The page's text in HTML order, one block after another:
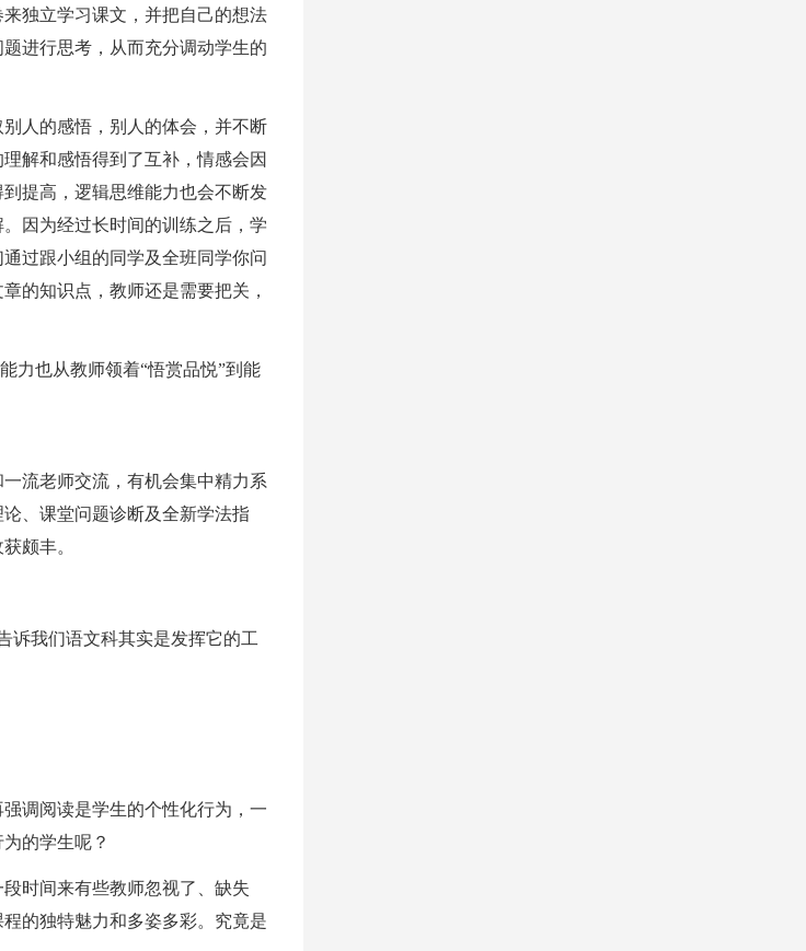
独立学习课文，并把自己的想法
进行思考，从而充分调动学生的
人的感悟，别人的体会，并不断
解和感悟得到了互补，情感会因
提高，逻辑思维能力也会不断发
因为经过长时间的训练之后，学
过跟小组的同学及全班同学你问
的知识点，教师还是需要把关，
力也从教师领着“悟赏品悦”到能
流老师交流，有机会集中精力系
、课堂问题诊断及全新学法指
颇丰。
诉我们语文科其实是发挥它的工
调阅读是学生的个性化行为，一
的学生呢？
时间来有些教师忽视了、缺失
的独特魅力和多姿多彩。究竟是